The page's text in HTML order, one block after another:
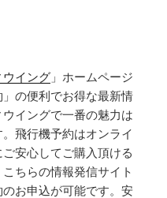
ウイング 」ホームページ
の便利でお得な最新情
イングで一番の魅力は
飛行機予約はオンライ
安心してご購入頂ける
ちらの情報発信サイト
お申込が可能です。安